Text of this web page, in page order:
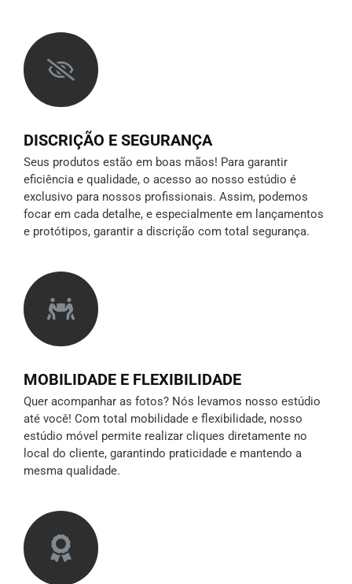
DISCRIÇÃO E SEGURANÇA
Seus produtos estão em boas mãos! Para garantir
eficiência e qualidade, o acesso ao nosso estúdio é
exclusivo para nossos profissionais. Assim, podemos
focar em cada detalhe, e especialmente em lançamentos
e protótipos, garantir a discrição com total segurança.
MOBILIDADE E FLEXIBILIDADE
Quer acompanhar as fotos? Nós levamos nosso estúdio
até você! Com total mobilidade e flexibilidade, nosso
estúdio móvel permite realizar cliques diretamente no
local do cliente, garantindo praticidade e mantendo a
mesma qualidade.